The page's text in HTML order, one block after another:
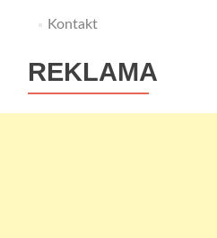
Kontakt
REKLAMA